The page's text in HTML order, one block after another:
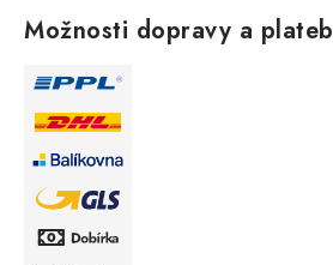
Možnosti dopravy a plateb